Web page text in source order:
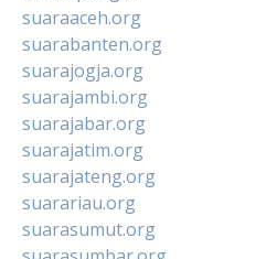
suaraaceh.org
suarabanten.org
suarajogja.org
suarajambi.org
suarajabar.org
suarajatim.org
suarajateng.org
suarariau.org
suarasumut.org